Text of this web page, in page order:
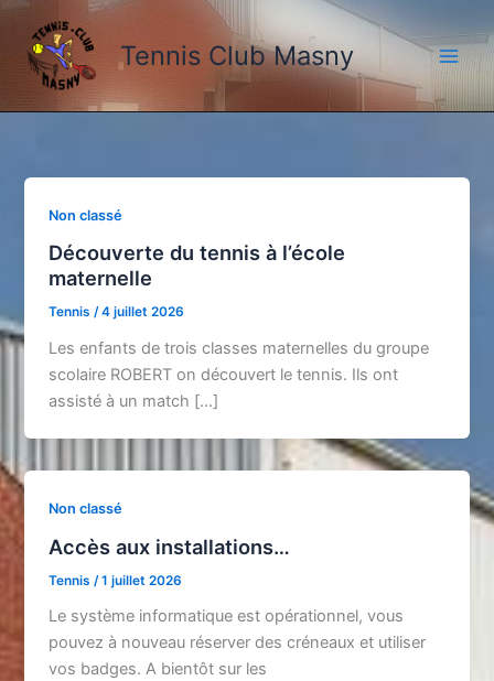
Aller
contenu
Tennis Club Masny
Non classé
Découverte du tennis à l’école
maternelle
Tennis/4 juillet 2026
Les enfants de trois classes maternelles du groupe
scolaire ROBERT on découvert le tennis. Ils ont
assisté à un match […]
Non classé
Accès aux installations…
Tennis /1 juillet 2026
Le système informatique est opérationnel, vous
pouvez à nouveau réserver des créneaux et utiliser
vos badges. A bientôt sur les